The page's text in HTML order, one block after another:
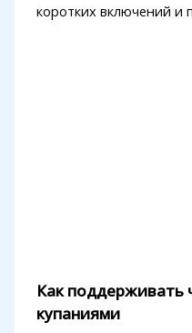
коротких включений и
Как поддерживать
купаниями